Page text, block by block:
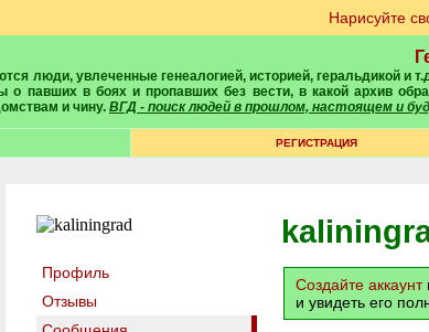
Нарисуйте
о павших в боях и пропавших без вести, в какой архив
и чину. ВГД - поиск людей в прошлом, настоящем и
РЕГИСТРАЦИЯ
Профиль
Отзывы
Создайте аккаунт
и увидеть его